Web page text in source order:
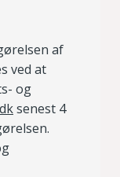
af
ved at
og
senest 4